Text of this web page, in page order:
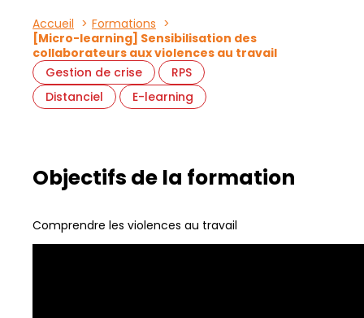
Accueil
Formations
[Micro-learning] Sensibilisation des
collaborateurs aux violences au travail
Gestion de crise
RPS
Distanciel
E-learning
Objectifs de la formation
Comprendre les violences au travail